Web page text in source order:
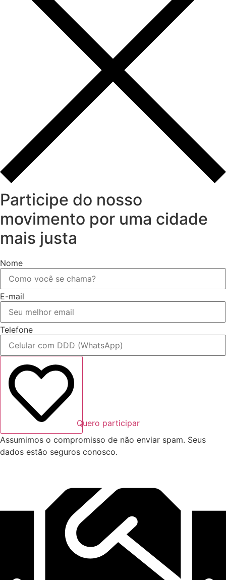
Participe do nosso
movimento por uma cidade
mais justa
Nome
E-mail
Telefone
Quero participar
Assumimos o compromisso de não enviar spam. Seus
dados estão seguros conosco.